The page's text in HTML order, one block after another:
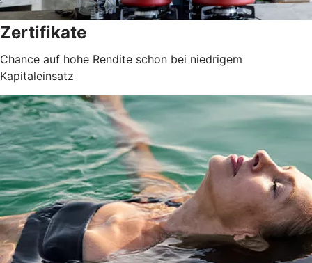
Zertifikate
Chance auf hohe Rendite schon bei niedrigem
Kapitaleinsatz